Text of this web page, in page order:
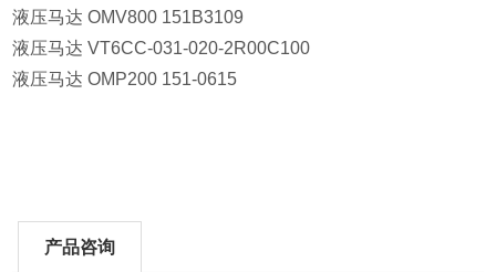
液压马达 OMV800 151B3109
液压马达 VT6CC-031-020-2R00C100
液压马达 OMP200 151-0615
产品咨询